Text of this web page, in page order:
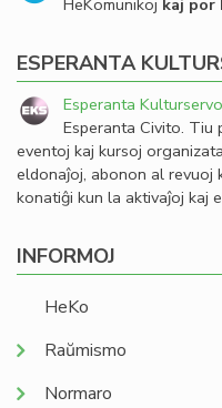
HeKomunikoj kaj por
ESPERANTA
Esperanta Kulturservo
Esperanta Civito.
eventoj kaj kursoj
eldonaĵoj, abonon al revuoj
konatiĝi kun la aktivaĵoj kaj
INFORMOJ
HeKo
Raŭmismo
Normaro